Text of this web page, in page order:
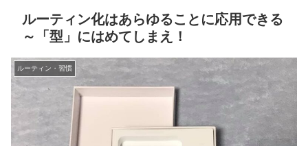
ルーティン化はあらゆることに応用できる
～「型」にはめてしまえ！
ルーティン・習慣